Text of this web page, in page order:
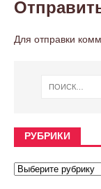
Для отправки
РУБРИКИ